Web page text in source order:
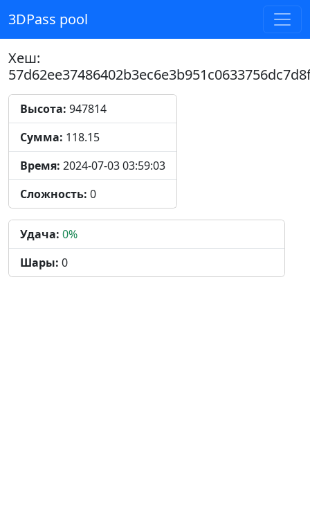
3DPass pool
Хеш:
Высота: 947814
Сумма: 118.15
Время: 2024-07-03 03:59:03
Сложность: 0
Удача: 0%
Шары: 0